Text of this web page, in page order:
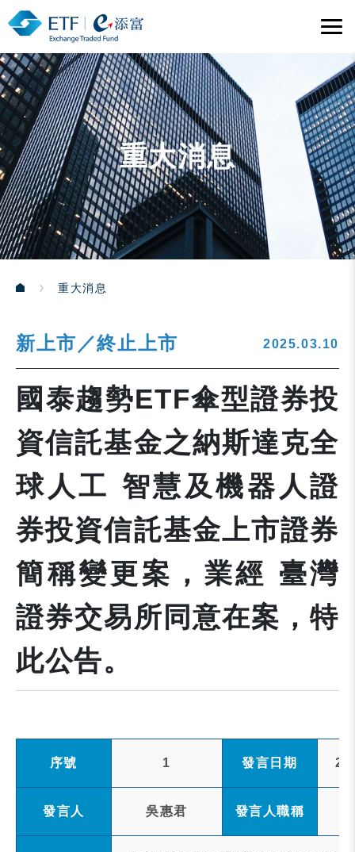
重大消息
重大消息
新上市／終止上市 2025.03.10
國泰趨勢ETF傘型證券投
資信託基金之納斯達克全
球人工 智慧及機器人證
券投資信託基金上市證券
簡稱變更案，業經 臺灣
證券交易所同意在案，特
此公告。
序號 1 發言日期
發言人 吳惠君 發言人職稱